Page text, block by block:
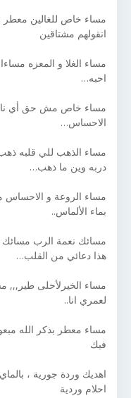
مساء خاص للغالين معطر
انقولهم مشتاقين
مساء الغلا و المعزه
احبه…
مساء خاص مش حق أي
الاحساس…
مساء الذهب للي قلبه
دربه وين ما ذهب…
مساء الروعة و
بماء الألماس..
مسائك نعمة الرب
هذا دعائي من القلب…
مساء الخيرلأحلى طير,,,
لعمري انا..
مساء معطر بذكر الله
فيك
اهديك وردة جورية ،
احلام وردية